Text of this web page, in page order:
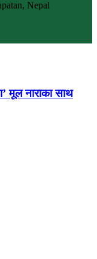
Nepal
मूल नाराका साथ